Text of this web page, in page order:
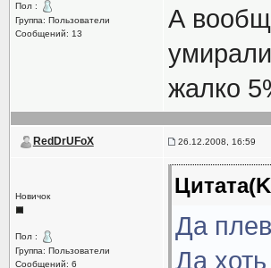
Пол :
Группа: Пользователи
Сообщений: 13
А
жалко
RedDrUFoX 26.12.2008, 16:59
Новичок
Пол :
Группа: Пользователи
Сообщений: 6
Да
Да